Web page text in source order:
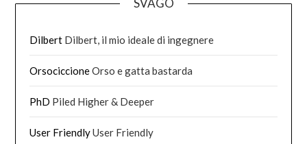
SVAGO
Dilbert Dilbert, il mio ideale di ingegnere
OrsociccioneOrso e gatta bastarda
PhD Piled Higher & Deeper
User FriendlyUser Friendly